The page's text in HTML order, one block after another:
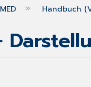
hierarchy
Handbuch